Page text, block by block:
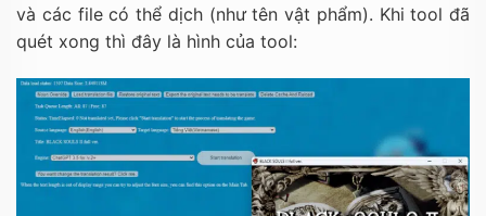
và các file có thể dịch (như tên vật phẩm). Khi tool đã
quét xong thì đây là hình của tool: